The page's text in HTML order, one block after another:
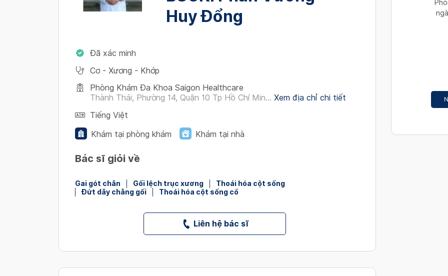
Huy Đổng
Đã xác minh
Cơ - Xương - Khớp
Phòng Khám Đa Khoa Saigon Healthcare
Thành Thái, Phường 14, Quận 10 Tp Hồ Chí Min... Xem địa chỉ chi tiết
Tiếng Việt
Khám tại phòng khám
Khám tại nhà
Bác sĩ giỏi về
Gai gót chân Gối lệch trục xương
Thoái hóa cột sống
Đứt dây chằng gối
Thoái hóa cột sống cổ
Liên hệ bác sĩ
interact